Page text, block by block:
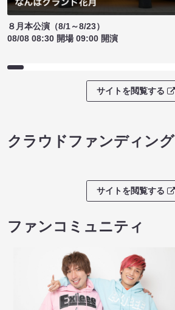
８月本公演（8/1～8/23）
08/08 08:30 開場 09:00 開演
サイトを閲覧する
クラウドファンディング
サイトを閲覧する
ファンコミュニティ